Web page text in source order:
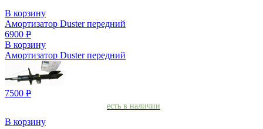
В корзину
Амортизатор Duster передний
6900 Р
В корзину
Амортизатор Duster передний
7500 Р
есть в наличии
В корзину